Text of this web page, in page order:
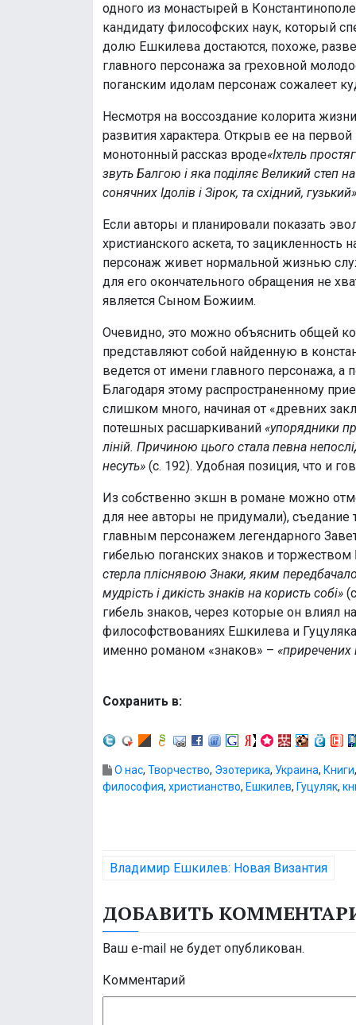
одного из монастырей в
кандидату философских наук, который
долю Ешкилева достаются, похоже,
главного персонажа за греховной
поганским идолам персонаж сожалеет
Несмотря на воссоздание колорита
развития характера. Открыв ее на
монотонный рассказ вроде«Іхтель
звуть Балгою і яка поділяє Великий степ
сонячних Ідолів і Зірок, та східний, гузький»
Если авторы и планировали показать
христианского аскета, то
персонаж живет нормальной жизнью
для его окончательного обращения не
является Сыном Божиим.
Очевидно, это можно объяснить общей
представляют собой найденную в
ведется от имени главного персонажа,
Благодаря этому распространенному
слишком много, начиная от «древних
потешных расшаркиваний «упорядники
ліній. Причиною цього стала певна
несуть» (с. 192). Удобная позиция, что и
Из собственно экшн в романе можно
для нее авторы не придумали),
главным персонажем легендарного
гибелью поганских знаков и торжеством
стерла пліснявою Знаки, яким
мудрість і дикість знаків на користь собі»
гибель знаков, через которые он влиял
философствованиях Ешкилева и
именно романом «знаков» – «приречених
Сохранить в:
О нас, Творчество, Эзотерика, Украина, Книги,
философия, христианство, Ешкилев, Гуцуляк,
Н
в
и
г
Владимир Ешкилев: Новая Византия
ДОБАВИТЬ
Ваш e-mail не будет опубликован.
Комментарий